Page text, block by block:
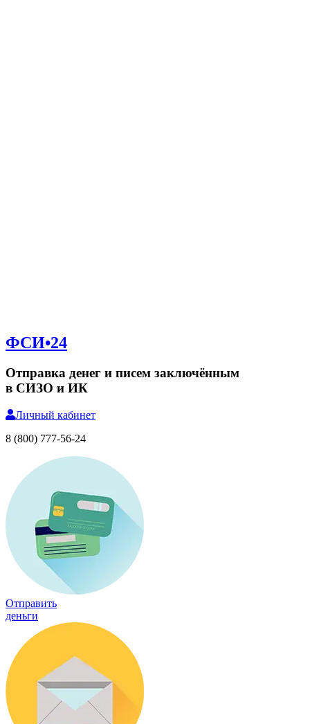
ФСИ•24
Отправка денег и писем заключённым
в СИЗО и ИК
Личный кабинет
8 (800) 777-56-24
Отправить
деньги